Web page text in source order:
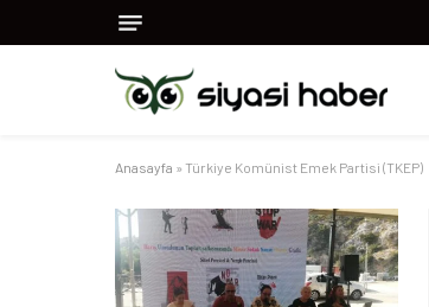
Anasayfa » Türkiye Komünist Emek Partisi (TKEP)